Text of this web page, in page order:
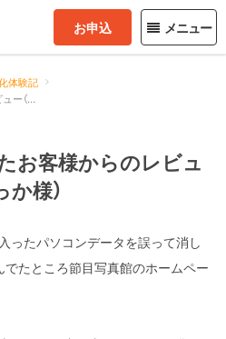
メニュー
お申込
体験記
写真をデータ化したお客様からのレビュー（４０代 りこはっか様）
お客様からのレビュ
様）
ったパソコンデータを誤って消し
でたところ節目写真館のホームペー